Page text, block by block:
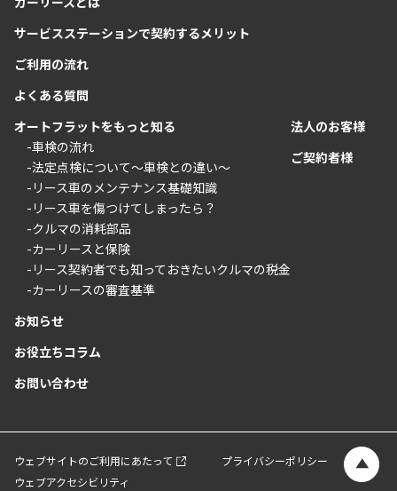
サービスステーションで契約するメリット
ご利用の流れ
よくある質問
オートフラットをもっと知る
-車検の流れ
-法定点検について〜車検との違い〜
-リース車のメンテナンス基礎知識
-リース車を傷つけてしまったら？
-クルマの消耗部品
-カーリースと保険
-リース契約者でも知っておきたいクルマの税金
-カーリースの審査基準
お知らせ
お役立ちコラム
お問い合わせ
法人のお客様
ご契約者様
ウェブサイトのご利用にあたって
プライバシーポリシー
ウェブアクセシビリティ